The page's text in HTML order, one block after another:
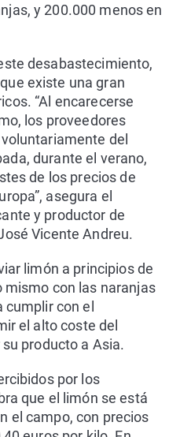
y 200.000 menos en
desabastecimiento,
existe una gran
“Al encarecerse
los proveedores
del
durante el verano,
de los precios de
asegura el
y productor de
Vicente Andreu.
limón a principios de
mismo con las naranjas
con el
el alto coste del
producto a Asia.
por los
que el limón se está
el campo, con precios